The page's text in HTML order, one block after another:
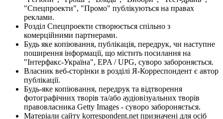
"Спецпроекти", "Промо" публікуються на правах
реклами.
Розділ Спецпроекти створюється спільно з
комерційними партнерами.
Будь яке копіювання, публікація, передрук, чи наступне
поширення інформації, що містить посилання на
"Інтерфакс-Україна", EPA / UPG, суворо забороняється.
Власник веб-сторінки в розділі Я-Корреспондент є автор
публікації.
Будь-яке копіювання, передрук та відтворення
фотографічних творів та/або аудіовізуальних творів
правовласника Getty Images - суворо забороняється.
Матеріали сайту korrespondent.net призначені для осіб